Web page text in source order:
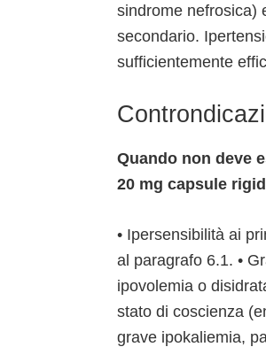
sindrome nefrosica)
secondario.
sufficientemente
Quando non deve
20 mg capsule
• Ipersensibilità ai
al paragrafo 6.1. •
ipovolemia o
stato di coscienza
grave ipokaliemia,